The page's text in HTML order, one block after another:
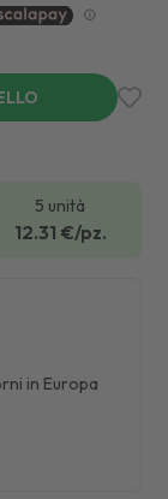
5 unità
12.31 €/pz.
in Europa